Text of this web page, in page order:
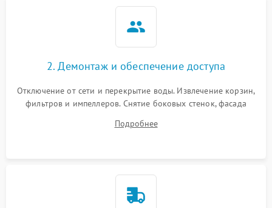
2. Демонтаж и обеспечение доступа
Отключение от сети и перекрытие воды. Извлечение корзин,
фильтров и импеллеров. Снятие боковых стенок, фасада
циркуляционному насосу, ТЭНу и сливной помпе.
Подробнее